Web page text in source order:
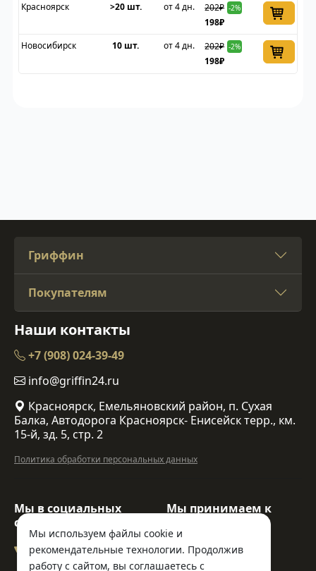
Красноярск
>20 шт. от 4 дн. 202₽ -2%
198₽
Новосибирск
10 шт. от 4 дн. 202₽ -2%
198₽
Мы используем файлы cookie и
рекомендательные технологии. Продолжив
работу с сайтом, вы соглашаетесь с
Гриффин
Покупателям
Наши контакты
+7 (908) 024-39-49
info@griffin24.ru
Красноярск, Емельяновский район, п. Сухая
Балка, Автодорога Красноярск- Енисейск терр., км.
15-й, зд. 5, стр. 2
Политика обработки персональных данных
Мы в социальных
сетях:
Мы принимаем к